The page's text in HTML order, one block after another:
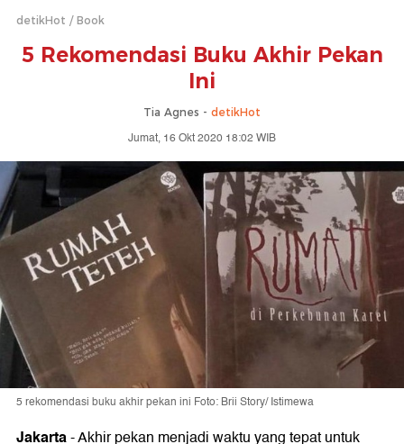
detikHot Book
5 Rekomendasi Buku Akhir Pekan
Ini
Tia Agnes - detikHot
Jumat, 16 Okt 2020 18:02 WIB
5 rekomendasi buku akhir pekan ini Foto: Brii Story/ Istimewa
Jakarta-Akhir pekan menjadi waktu yang tepat untuk